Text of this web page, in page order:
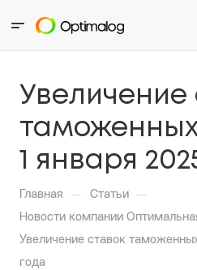
Увеличение
1 января
Главная — Статьи —
Новости компании
Увеличение ставок
года